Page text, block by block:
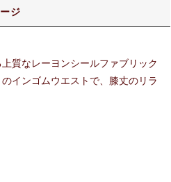
ジ
質なレーヨンシールファブリック
インゴムウエストで、膝丈のリラ